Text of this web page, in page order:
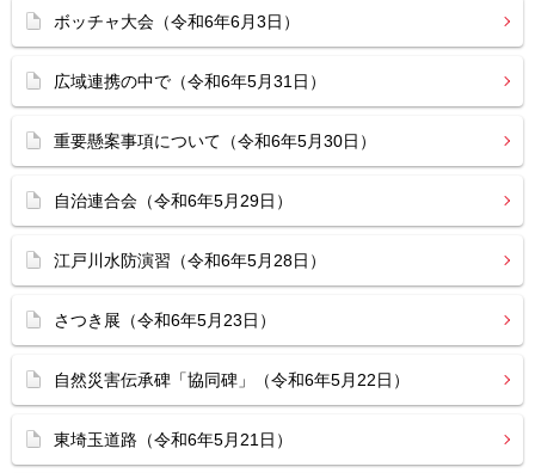
ボッチャ大会（令和6年6月3日）
広域連携の中で（令和6年5月31日）
重要懸案事項について（令和6年5月30日）
自治連合会（令和6年5月29日）
江戸川水防演習（令和6年5月28日）
さつき展（令和6年5月23日）
自然災害伝承碑「協同碑」（令和6年5月22日）
東埼玉道路（令和6年5月21日）